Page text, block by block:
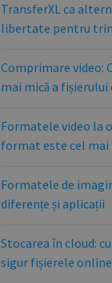
TransferXL ca
libertate pentru
Comprimare video:
mai mică a
Formatele video la
format este cel mai
Formatele de
diferențe și aplicații
Stocarea în cloud:
sigur fișierele online